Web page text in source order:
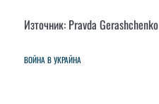
Източник: Pravda Gerashchenko
ВОЙНА В УКРАЙНА